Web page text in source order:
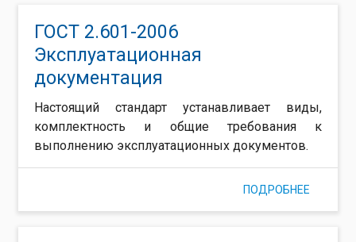
ГОСТ 2.601-2006
Эксплуатационная
документация
Настоящий стандарт устанавливает виды,
комплектность и общие требования к
выполнению эксплуатационных документов.
ПОДРОБНЕЕ